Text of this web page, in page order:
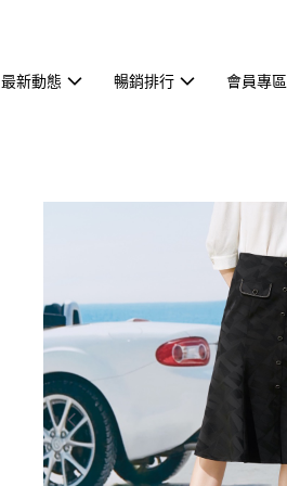
最新動態 暢銷排行 會員專區